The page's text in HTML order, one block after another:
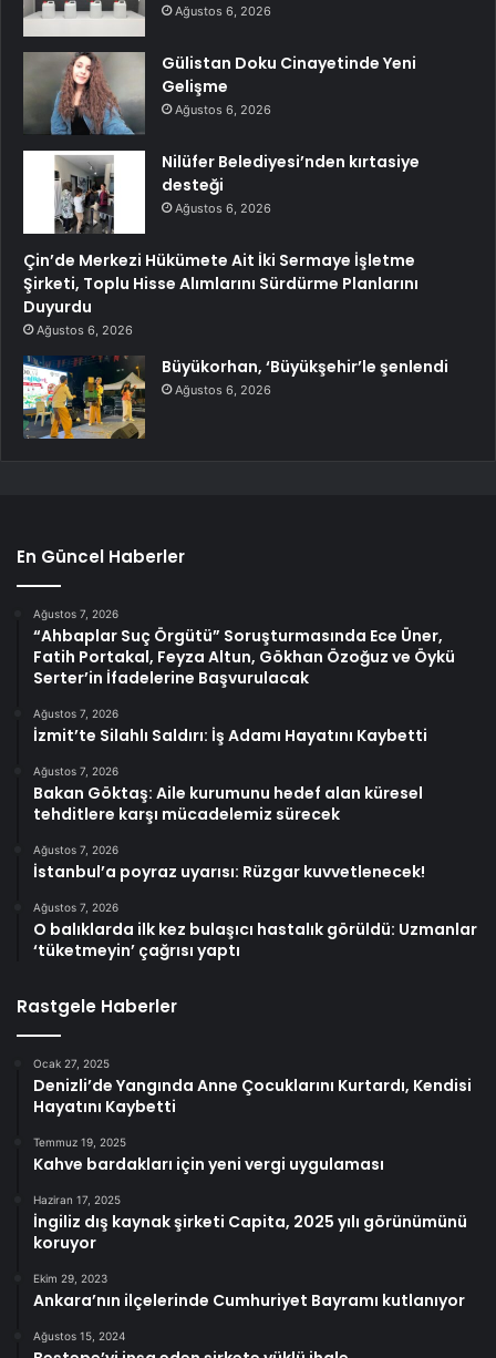
Ağustos 6, 2026
Gülistan Doku Cinayetinde Yeni
Gelişme
Ağustos 6, 2026
Nilüfer Belediyesi’nden kırtasiye
desteği
Ağustos 6, 2026
Çin’de Merkezi Hükümete Ait İki Sermaye İşletme
Şirketi, Toplu Hisse Alımlarını Sürdürme Planlarını
Duyurdu
Ağustos 6, 2026
Büyükorhan, ‘Büyükşehir’le şenlendi
Ağustos 6, 2026
En Güncel Haberler
Ağustos 7, 2026
“Ahbaplar Suç Örgütü” Soruşturmasında Ece Üner,
Fatih Portakal, Feyza Altun, Gökhan Özoğuz ve Öykü
Serter’in İfadelerine Başvurulacak
Ağustos 7, 2026
İzmit’te Silahlı Saldırı: İş Adamı Hayatını Kaybetti
Ağustos 7, 2026
Bakan Göktaş: Aile kurumunu hedef alan küresel
tehditlere karşı mücadelemiz sürecek
Ağustos 7, 2026
İstanbul’a poyraz uyarısı: Rüzgar kuvvetlenecek!
Ağustos 7, 2026
O balıklarda ilk kez bulaşıcı hastalık görüldü: Uzmanlar
‘tüketmeyin’ çağrısı yaptı
Rastgele Haberler
Ocak 27, 2025
Denizli’de Yangında Anne Çocuklarını Kurtardı, Kendisi
Hayatını Kaybetti
Temmuz 19, 2025
Kahve bardakları için yeni vergi uygulaması
Haziran 17, 2025
İngiliz dış kaynak şirketi Capita, 2025 yılı görünümünü
koruyor
Ekim 29, 2023
Ankara’nın ilçelerinde Cumhuriyet Bayramı kutlanıyor
Ağustos 15, 2024